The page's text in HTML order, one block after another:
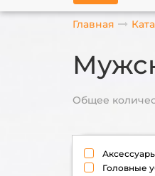
Главная
Общее
Головные